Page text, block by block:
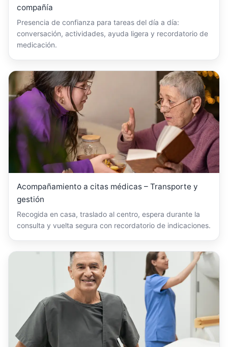
compañía
Presencia de confianza para tareas del día a día:
conversación, actividades, ayuda ligera y recordatorio de
medicación.
Acompañamiento a citas médicas – Transporte y
gestión
Recogida en casa, traslado al centro, espera durante la
consulta y vuelta segura con recordatorio de indicaciones.